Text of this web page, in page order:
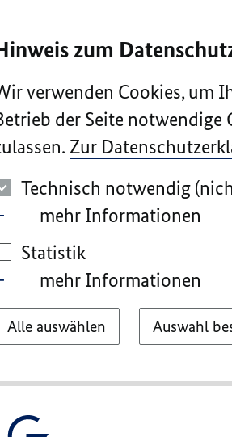
zum
verwenden Cookies, um
der Seite notwendige
Zur
Technisch notwendig
mehr Informationen
Statistik
mehr Informationen
Alle auswählen Auswahl